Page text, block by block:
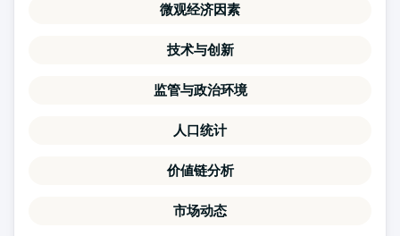
微观经济因素
技术与创新
监管与政治环境
人口统计
价値链分析
市场动态